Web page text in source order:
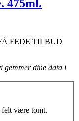
475ml.
FEDE TILBUD
gemmer dine data i
felt være tomt.